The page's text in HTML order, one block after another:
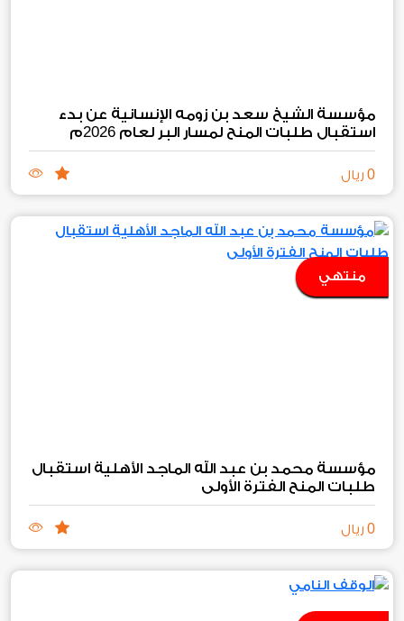
مؤسسة الشيخ سعد بن زومه الإنسانية عن بدء
استقبال طلبات المنح لمسار البر لعام 2026م
0 ريال
منتهي
مؤسسة محمد بن عبد الله الماجد الأهلية استقبال
طلبات المنح الفترة الأولى
0 ريال